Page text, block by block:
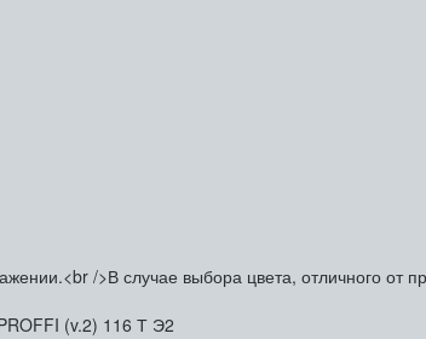
/>В случае выбора цвета, отличного от
(v.2) 116 Т Э2